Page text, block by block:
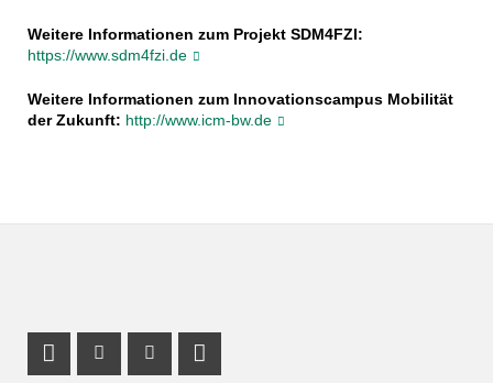
Weitere Informationen zum Projekt SDM4FZI:
https://www.sdm4fzi.de
Weitere Informationen zum Innovationscampus Mobilität
der Zukunft: http://www.icm-bw.de
Profil Mastodon
Instagram Profil
Youtube Profil
LinkedIn Profil